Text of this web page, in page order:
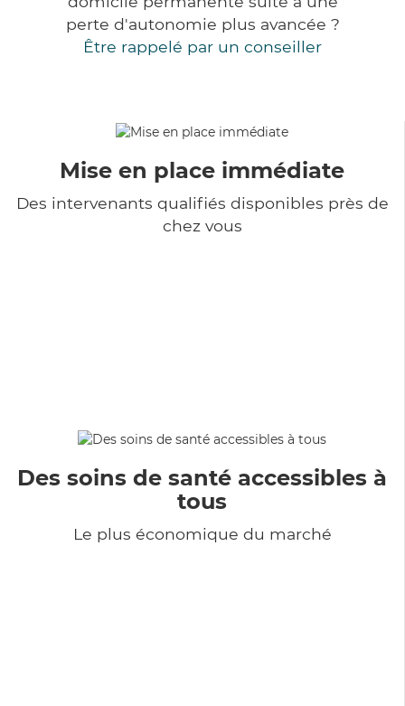
perte d'autonomie plus avancée ?
Être rappelé par un conseiller
Mise en place immédiate
Des intervenants qualifiés disponibles près de
chez vous
Des soins de santé accessibles à
tous
Le plus économique du marché